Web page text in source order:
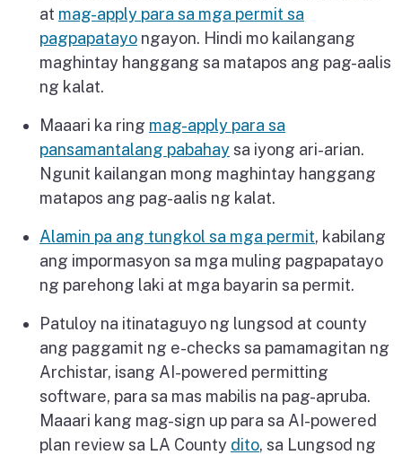
at mag-apply para sa mga permit sa
pagpapatayo ngayon. Hindi mo kailangang
maghintay hanggang sa matapos ang pag-aalis
ng kalat.
Maaari ka ring mag-apply para sa
pansamantalang pabahaysa iyong ari-arian.
Ngunit kailangan mong maghintay hanggang
matapos ang pag-aalis ng kalat.
Alamin pa ang tungkol sa mga permit, kabilang
ang impormasyon sa mga muling pagpapatayo
ng parehong laki at mga bayarin sa permit.
Patuloy na itinataguyo ng lungsod at county
ang paggamit ng e-checks sa pamamagitan ng
Archistar, isang AI-powered permitting
software, para sa mas mabilis na pag-apruba.
Maaari kang mag-sign up para sa AI-powered
plan review sa LA County dito, sa Lungsod ng